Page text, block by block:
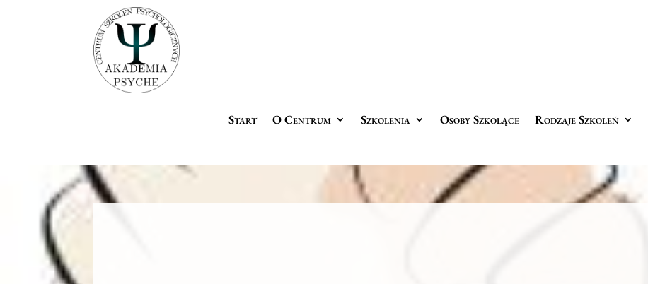
Start O Centrum Szkolenia Osoby Szkolące Rodzaje Szkoleń